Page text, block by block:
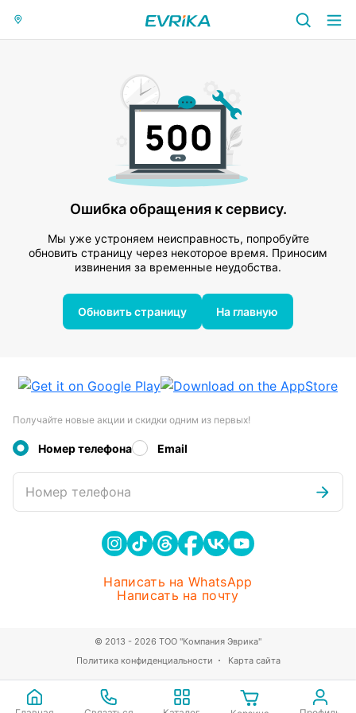
Ошибка обращения к сервису.
Мы уже устроняем неисправность, попробуйте
обновить страницу через некоторое время. Приносим
извинения за временные неудобства.
Обновить страницу На главную
Получайте новые акции и скидки одним из первых!
Номер телефона Email
Номер телефона
Написать на WhatsApp
Написать на почту
Политика конфиденциальности Карта сайта
© 2013 - 2026 ТОО "Компания Эврика"